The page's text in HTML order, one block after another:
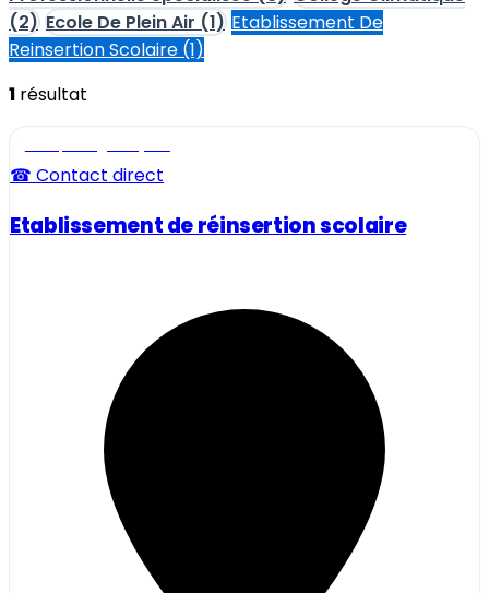
(2) Ecole De Plein Air (1) Etablissement De
Reinsertion Scolaire (1)
1 résultat
☎ Contact direct
Etablissement de réinsertion scolaire